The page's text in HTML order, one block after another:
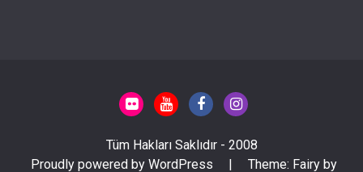
Tüm Hakları Saklıdır - 2008
Proudly powered by WordPress
Theme: Fairy by